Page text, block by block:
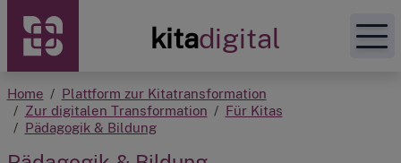
kitadigital
Unsere Angebote
Home
Plattform zur Kitatransformation
Zur digitalen Transformation
Für Kitas
Pädagogik & Bildung